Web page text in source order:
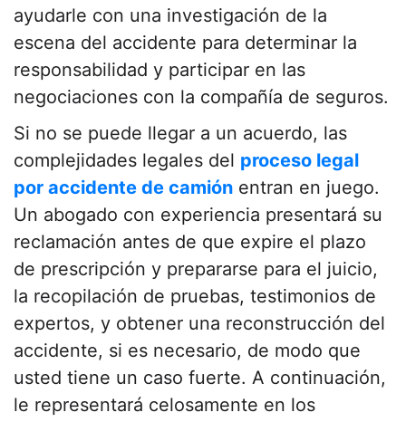
ayudarle con una investigación de la
escena del accidente para determinar la
responsabilidad y participar en las
negociaciones con la compañía de seguros.
Si no se puede llegar a un acuerdo, las
complejidades legales del proceso legal
por accidente de camión entran en juego.
Un abogado con experiencia presentará su
reclamación antes de que expire el plazo
de prescripción y prepararse para el juicio,
la recopilación de pruebas, testimonios de
expertos, y obtener una reconstrucción del
accidente, si es necesario, de modo que
usted tiene un caso fuerte. A continuación,
le representará celosamente en los